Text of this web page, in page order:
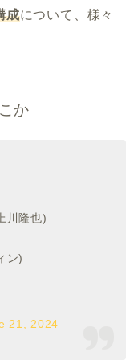
成について、様々
か
川隆也)
ン)
21, 2024